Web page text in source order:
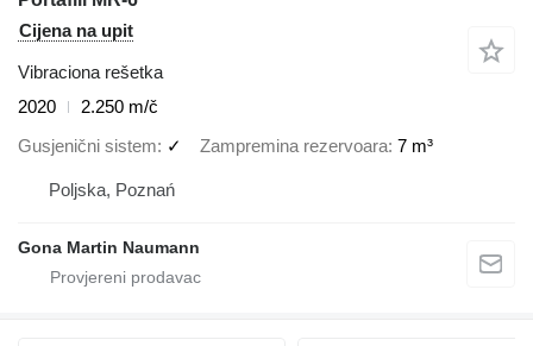
Cijena na upit
Vibraciona rešetka
2020
2.250 m/č
Gusjenični sistem
✓ Zampremina rezervoara 7 m³
Poljska, Poznań
Gona Martin Naumann